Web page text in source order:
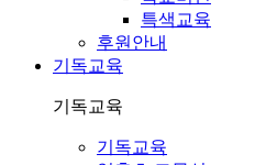
특색교육
후원안내
기독교육
기독교육
기독교육